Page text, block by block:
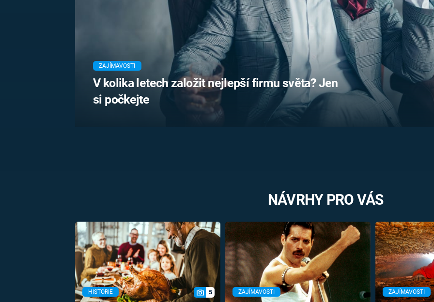
BRITSKÁ
KRÁLOVSKÁ
RODINA
UTAJENÉ PŘÍBĚHY
ČESKÝCH DĚJIN
ALTERNATIVNÍ
HISTORIE
REALITA
OPTICKÉ
KLAMY
ZAJÍMAVOSTI
V kolika letech založit nejlepší firmu světa? Jen
si počkejte
NÁVRHY PRO VÁS
HISTORIE 5 ZAJÍMAVOSTI ZAJÍMAVOSTI